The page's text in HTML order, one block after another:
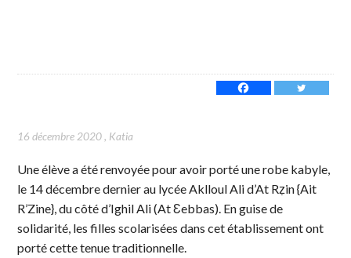
16 décembre 2020, Katia
Une élève a été renvoyée pour avoir porté une robe kabyle,
le 14 décembre dernier au lycée Aklloul Ali d’At Rẓin {Ait
R’Zine}, du côté d’Ighil Ali (At Ɛebbas). En guise de
solidarité, les filles scolarisées dans cet établissement ont
porté cette tenue traditionnelle.